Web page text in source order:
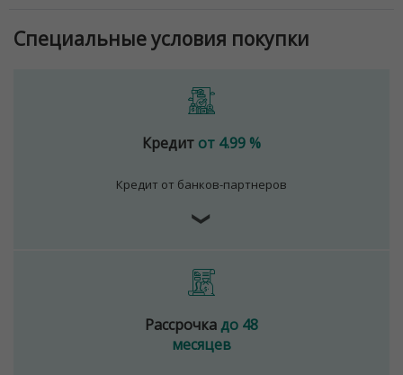
Специальные условия покупки
Кредит от 4.99 %
Кредит от банков-партнеров
❯
Рассрочкадо 48
месяцев